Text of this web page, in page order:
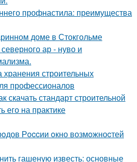
профнастила: преимущества
доме в Стокгольме
ар - нуво и
строительных
профессионалов
скачать стандарт строительной
его на практике
Рoccии oкно возмoжноcтей
гашеную известь: основные